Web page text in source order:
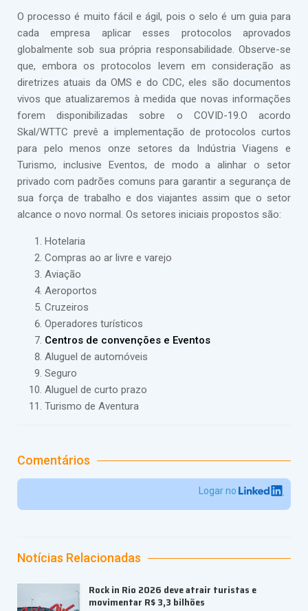
O processo é muito fácil e ágil, pois o selo é um guia para
cada empresa aplicar esses protocolos aprovados
globalmente sob sua própria responsabilidade. Observe-se
que, embora os protocolos levem em consideração as
diretrizes atuais da OMS e do CDC, eles são documentos
vivos que atualizaremos à medida que novas informações
forem disponibilizadas sobre o COVID-19.O acordo
Skal/WTTC prevê a implementação de protocolos curtos
para pelo menos onze setores da Indústria Viagens e
Turismo, inclusive Eventos, de modo a alinhar o setor
privado com padrões comuns para garantir a segurança de
sua força de trabalho e dos viajantes assim que o setor
alcance o novo normal. Os setores iniciais propostos são:
Hotelaria
Compras ao ar livre e varejo
Aviação
Aeroportos
Cruzeiros
Operadores turísticos
Centros de convenções e Eventos
Aluguel de automóveis
Seguro
Aluguel de curto prazo
Turismo de Aventura
Comentários
Logar no
Notícias Relacionadas
Rock in Rio 2026 deve atrair turistas e
movimentar R$ 3,3 bilhões